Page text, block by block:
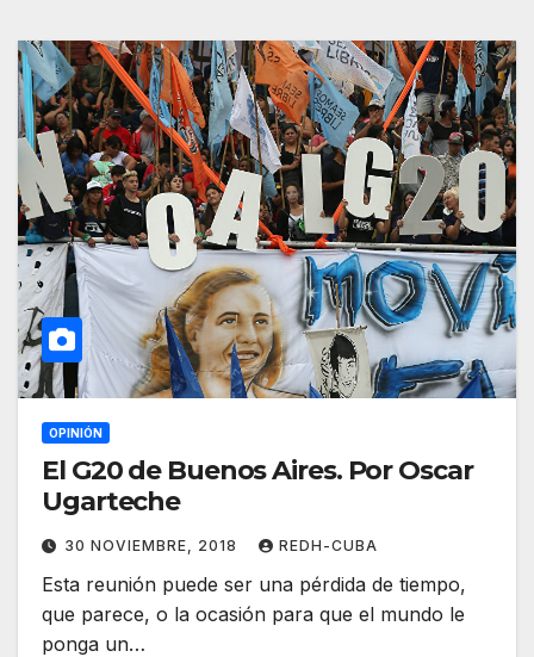
OPINIÓN
El G20 de Buenos Aires. Por Oscar
Ugarteche
30 NOVIEMBRE, 2018 REDH-CUBA
Esta reunión puede ser una pérdida de tiempo,
que parece, o la ocasión para que el mundo le
ponga un…